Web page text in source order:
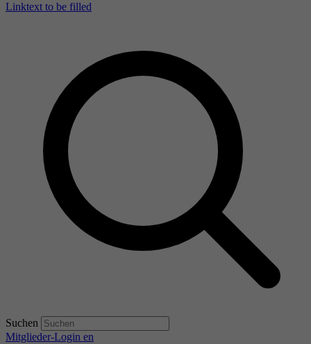
Linktext to be filled
Suchen
Mitglieder-Login en